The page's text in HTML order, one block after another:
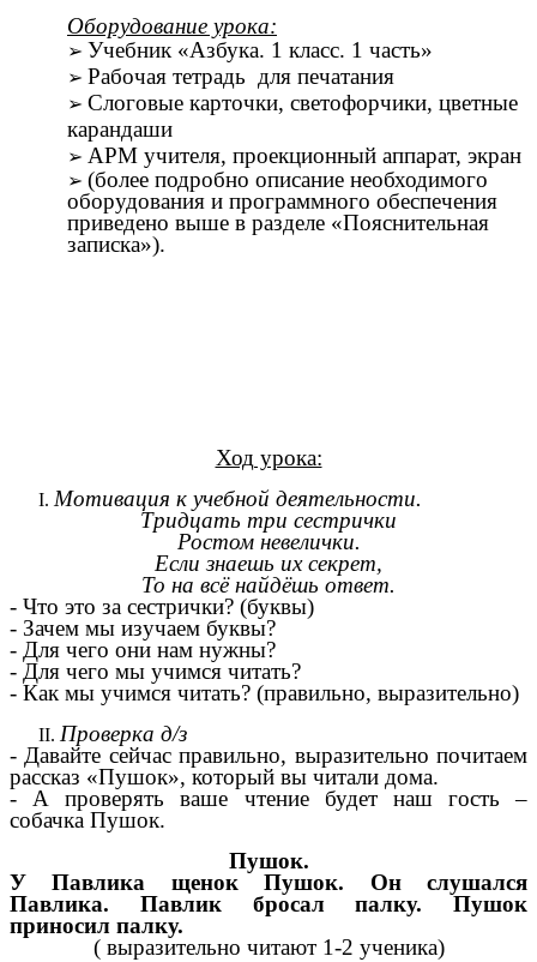
Оборудование урока:
Учебник «Азбука. 1 класс. 1 часть»
Рабочая тетрадь для печатания
Слоговые карточки, светофорчики, цветные
карандаши
АРМ учителя, проекционный аппарат, экран
(более подробно описание необходимого
оборудования и программного обеспечения
приведено выше в разделе «Пояснительная
записка»).
Ход урока:
Мотивация к учебной деятельности.
Тридцать три сестрички
Ростом невелички.
Если знаешь их секрет,
То на всё найдёшь ответ.
- Что это за сестрички? (буквы)
- Зачем мы изучаем буквы?
- Для чего они нам нужны?
- Для чего мы учимся читать?
- Как мы учимся читать? (правильно, выразительно)
Проверка д/з
- Давайте сейчас правильно, выразительно почитаем
рассказ «Пушок», который вы читали дома.
- А проверять ваше чтение будет наш гость –
собачка Пушок.
Пушок.
У Павлика щенок Пушок. Он слушался
Павлика. Павлик бросал палку. Пушок
приносил палку.
( выразительно читают 1-2 ученика)